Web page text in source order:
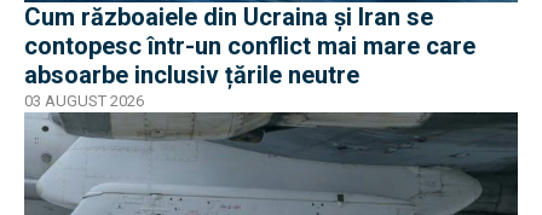
Cum războaiele din Ucraina și Iran se
contopesc într-un conflict mai mare care
absoarbe inclusiv țările neutre
03 AUGUST 2026
EXCLUSIV